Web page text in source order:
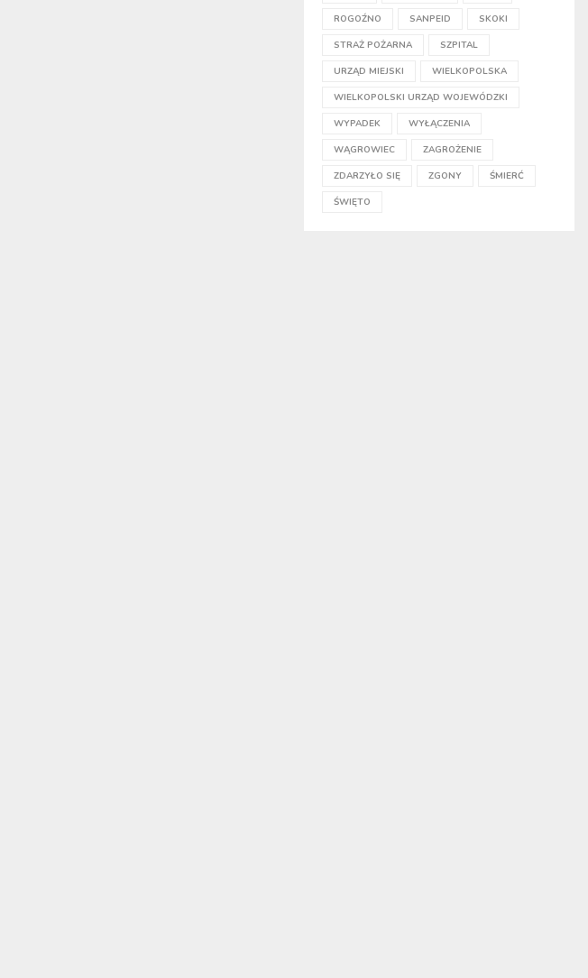
ROGOŹNO SANPEID SKOKI
STRAŻ POŻARNA SZPITAL
URZĄD MIEJSKI WIELKOPOLSKA
WIELKOPOLSKI URZĄD WOJEWÓDZKI
WYPADEK WYŁĄCZENIA
WĄGROWIEC ZAGROŻENIE
ZDARZYŁO SIĘ ZGONY ŚMIERĆ
ŚWIĘTO